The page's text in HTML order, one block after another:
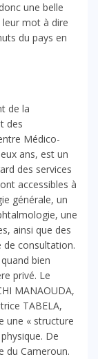
une belle
mot à dire
du pays en
de la
des
Médico-
ans, est un
des services
accessibles à
générale, un
une
ainsi que des
de consultation.
bien
privé. Le
MANAOUDA,
TABELA,
une « structure
De
du Cameroun.